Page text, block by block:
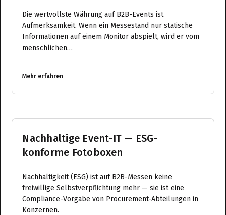
Die wertvollste Währung auf B2B-Events ist
Aufmerksamkeit. Wenn ein Messestand nur statische
Informationen auf einem Monitor abspielt, wird er vom
menschlichen…
Mehr erfahren
Nachhaltige Event-IT — ESG-
konforme Fotoboxen
Nachhaltigkeit (ESG) ist auf B2B-Messen keine
freiwillige Selbstverpflichtung mehr — sie ist eine
Compliance-Vorgabe von Procurement-Abteilungen in
Konzernen.